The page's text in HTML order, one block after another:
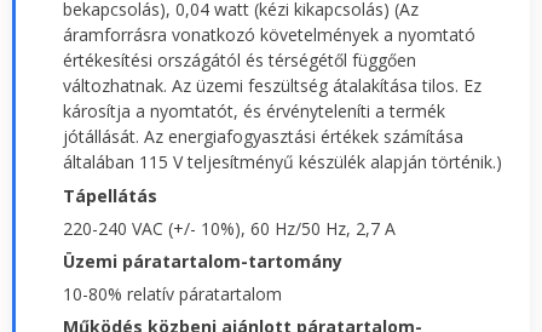
bekapcsolás), 0,04 watt (kézi kikapcsolás) (Az
áramforrásra vonatkozó követelmények a nyomtató
értékesítési országától és térségétől függően
változhatnak. Az üzemi feszültség átalakítása tilos. Ez
károsítja a nyomtatót, és érvényteleníti a termék
jótállását. Az energiafogyasztási értékek számítása
általában 115 V teljesítményű készülék alapján történik.)
Tápellátás
220-240 VAC (+/- 10%), 60 Hz/50 Hz, 2,7 A
Üzemi páratartalom-tartomány
10-80% relatív páratartalom
Működés közbeni ajánlott páratartalom-